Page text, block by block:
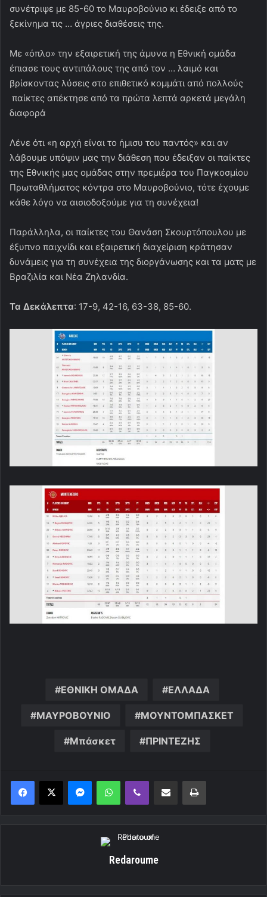
συνέτριψε με 85-60 το Μαυροβούνιο κι έδειξε από το
ξεκίνημα τις … άγριες διαθέσεις της.
Με «όπλο» την εξαιρετική της άμυνα η Εθνική ομάδα
έπιασε τους αντιπάλους της από τον … λαιμό και
βρίσκοντας λύσεις στο επιθετικό κομμάτι από πολλούς
παίκτες απέκτησε από τα πρώτα λεπτά αρκετά μεγάλη
διαφορά
Λένε ότι «η αρχή είναι το ήμισυ του παντός» και αν
λάβουμε υπόψιν μας την διάθεση που έδειξαν οι παίκτες
της Εθνικής μας ομάδας στην πρεμιέρα του Παγκοσμίου
Πρωταθλήματος κόντρα στο Μαυροβούνιο, τότε έχουμε
κάθε λόγο να αισιοδοξούμε για τη συνέχεια!
Παράλληλα, οι παίκτες του Θανάση Σκουρτόπουλου με
έξυπνο παιχνίδι και εξαιρετική διαχείριση κράτησαν
δυνάμεις για τη συνέχεια της διοργάνωσης και τα ματς με
Βραζιλία και Νέα Ζηλανδία.
Τα Δεκάλεπτα: 17-9, 42-16, 63-38, 85-60.
ΕΘΝΙΚΗ ΟΜΑΔΑ ΕΛΛΑΔΑ
ΜΑΥΡΟΒΟΥΝΙΟ ΜΟΥΝΤΟΜΠΑΣΚΕΤ
Μπάσκετ ΠΡΙΝΤΕΖΗΣ
MessengerWhatsAppViber Κοινοποίηση μέσω ηλεκτρονικού ταχυδρομείουΕκτύπωση
Redaroume